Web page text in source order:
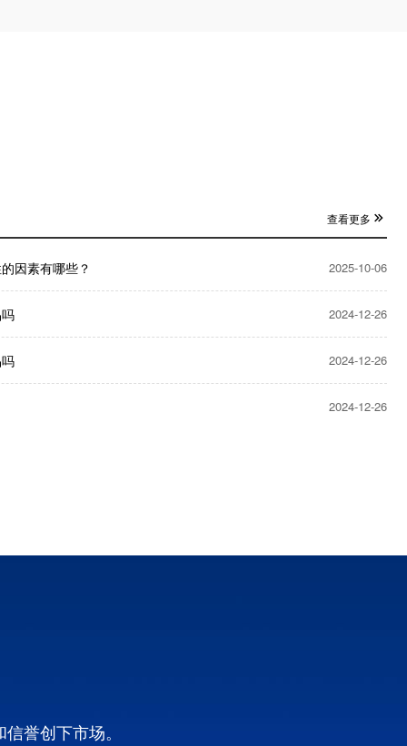
查看更多
因素有哪些？ 2025-10-06
2024-12-26
2024-12-26
2024-12-26
誉创下市场。